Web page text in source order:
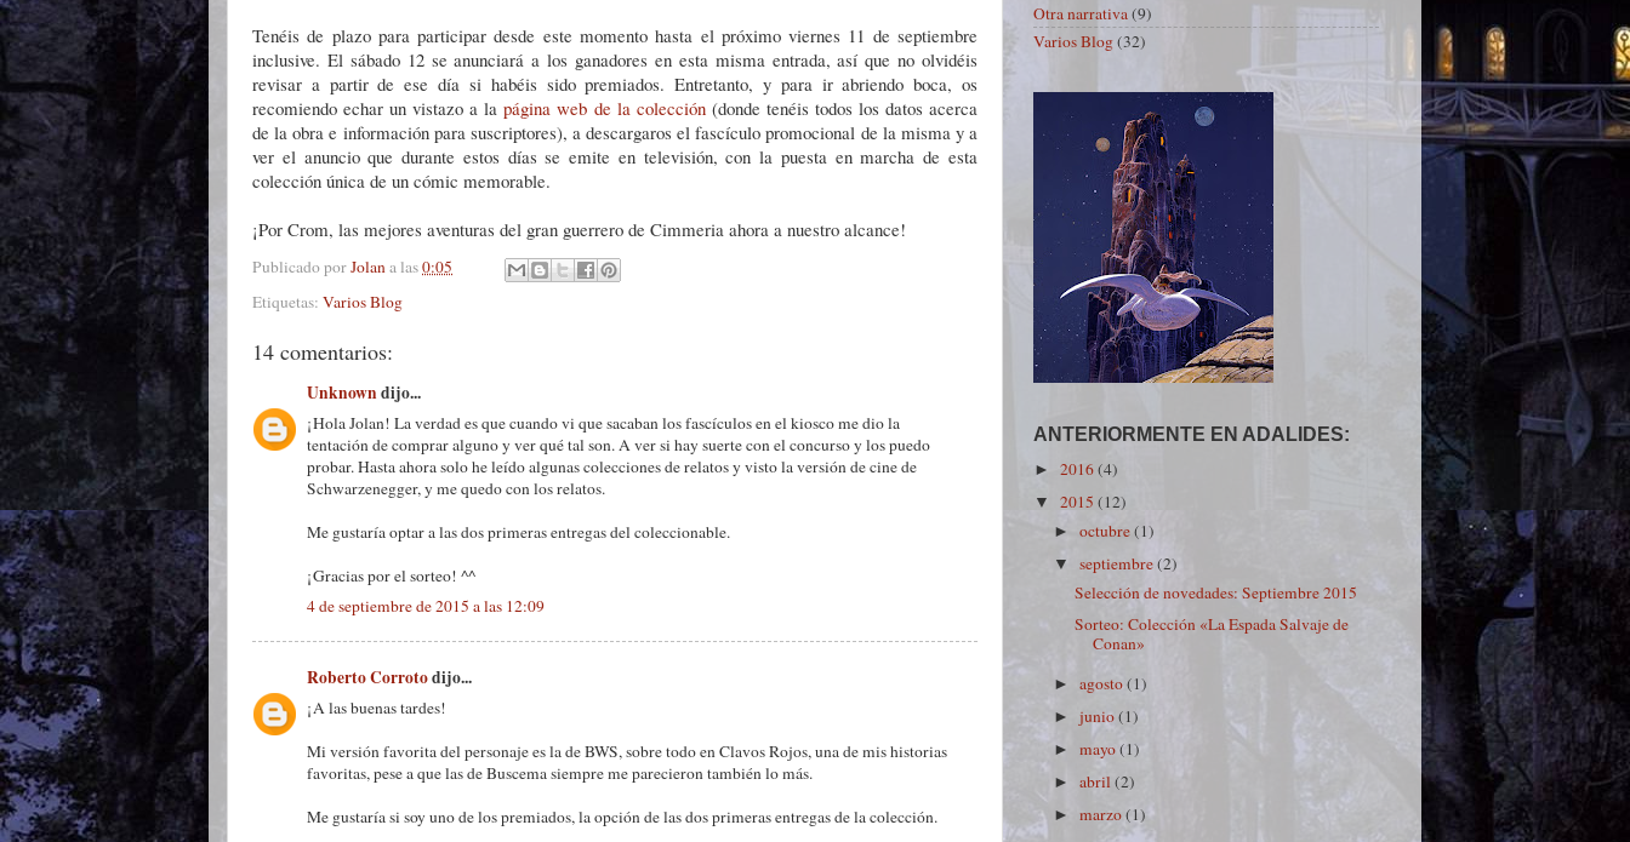
Tenéis de plazo para participar desde este momento hasta el próximo viernes 11 de septiembre
inclusive. El sábado 12 se anunciará a los ganadores en esta misma entrada, así que no olvidéis
revisar a partir de ese día si habéis sido premiados. Entretanto, y para ir abriendo boca, os
recomiendo echar un vistazo a lapágina web de la colección(donde tenéis todos los datos acerca
de la obra e información para suscriptores), a descargaros el fascículo promocional de la misma y a
ver el anuncio que durante estos días se emite en televisión, con la puesta en marcha de esta
colección única de un cómic memorable.
¡Por Crom, las mejores aventuras del gran guerrero de Cimmeria ahora a nuestro alcance!
Publicado porJolana las0:05
Etiquetas: Varios Blog
14 comentarios:
Unknown dijo...
¡Hola Jolan! La verdad es que cuando vi que sacaban los fascículos en el kiosco me dio la
tentación de comprar alguno y ver qué tal son. A ver si hay suerte con el concurso y los puedo
probar. Hasta ahora solo he leído algunas colecciones de relatos y visto la versión de cine de
Schwarzenegger, y me quedo con los relatos.
Me gustaría optar a las dos primeras entregas del coleccionable.
¡Gracias por el sorteo! ^^
4 de septiembre de 2015 a las 12:09
Roberto Corrotodijo...
¡A las buenas tardes!
Mi versión favorita del personaje es la de BWS, sobre todo en Clavos Rojos, una de mis historias
favoritas, pese a que las de Buscema siempre me parecieron también lo más.
Me gustaría si soy uno de los premiados, la opción de las dos primeras entregas de la colección.
Otra narrativa(9)
Varios Blog(32)
ANTERIORMENTE EN ADALIDES:
► 2016(4)
▼ 2015 (12)
►octubre(1)
▼septiembre(2)
Selección de novedades: Septiembre 2015
Sorteo: Colección «La Espada Salvaje de
Conan»
►agosto(1)
►junio(1)
►mayo(1)
►abril(2)
►marzo(1)